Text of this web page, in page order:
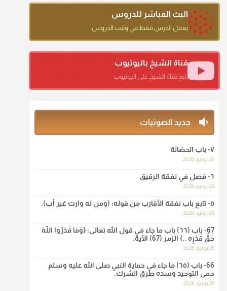
أ.د. صالح الشمراني
أ.د. صالح الشمراني
ومن المعاصرين أنكره الشيخ بكر أبو زيد وابن عثيمين، وحسبك
بقول الإمام مالك رحمه الله :"ما سمعتُ أنه يدعو عند ختم
منذ 3 شهر
لا أعلم لدعاء ختم القرآن في الصلاة أصلاً صحيحاً يعتمد عليه من
سنة الرسول صلى الله عليه وسلّم، ولا من عمل الصحابة رضي
الله عنهم. ابن عثيمين.
منذ 3 شهر
أ.د. صالح الشمراني
البث المباشر للدروس
يعمل الدرس فقط في وقت الدروس
قناة الشيخ باليوتيوب
تابع قناة الشيخ على اليوتيوب
جديد الصوتيات
٧- باب الحضانة
26 يوليو، 2026
٦- فصل في نفقة الرقيق
26 يوليو، 2026
٥- تابع باب نفقة الأقارب من قوله: (ومن له وارث غير أب).
26 يوليو، 2026
67- باب (٦٦) باب ما جاء في قول الله تعالى: {وَمَا قَدَرُوا اللَّهَ
حَقَّ قَدْرِهِ ..} الزمر (67) الآية.
25 يونيو، 2026
66- باب (٦٥) ما جاء في حماية النبي صلى الله عليه وسلم
حمى التوحيد وسده طرق الشرك.
25 يونيو، 2026